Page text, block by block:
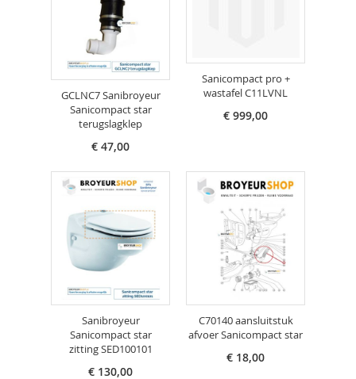
GCLNC7 Sanibroyeur
Sanicompact star
terugslagklep
€ 47,00
Sanicompact pro +
wastafel C11LVNL
€ 999,00
Sanibroyeur
Sanicompact star
zitting SED100101
€ 130,00
C70140 aansluitstuk
afvoer Sanicompact star
€ 18,00